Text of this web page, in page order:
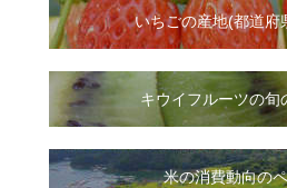
いちごの産地(都道府
キウイフルーツの旬
米の消費動向の